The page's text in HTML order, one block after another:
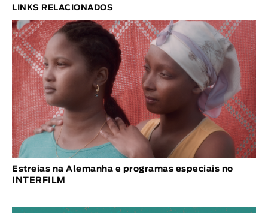
LINKS RELACIONADOS
Estreias na Alemanha e programas especiais no
INTERFILM